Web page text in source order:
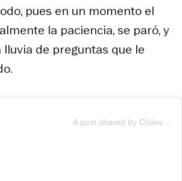
pues en un momento el
la paciencia, se paró, y
de preguntas que le